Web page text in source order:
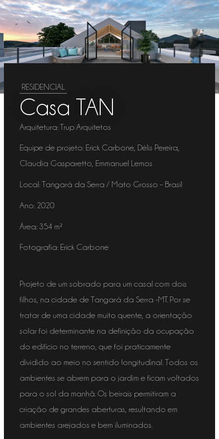
RESIDENCIAL
Casa TAN
Arquitetura: Trup Arquitetos
Equipe de projeto: Erick Carbone, Délis Pereira,
Claudia Gasparetto, Emmanuel Lemos
Local: Tangará da Serra / Mato Grosso – Brasil
Ano: 2020
Área: 354 m²
Fotografia: Erick Carbone
Projeto de um sobrado para um casal com dois
filhos, na cidade de Tangará da Serra -MT. Por se
tratar de uma cidade muito quente, a orientação
solar foi determinante na definição da ocupação
do edifício no terreno, que foi praticamente
dividido ao meio no sentido longitudinal. Todos os
ambientes se abrem para o jardim e ficam voltados
para o sol da manhã. Os beirais permitiram a
criação de grandes aberturas, resultando em
ambientes arejados e bem iluminados.